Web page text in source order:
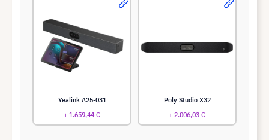
Yealink A25-031
+ 1.659,44 €
Poly Studio X32
+ 2.006,03 €